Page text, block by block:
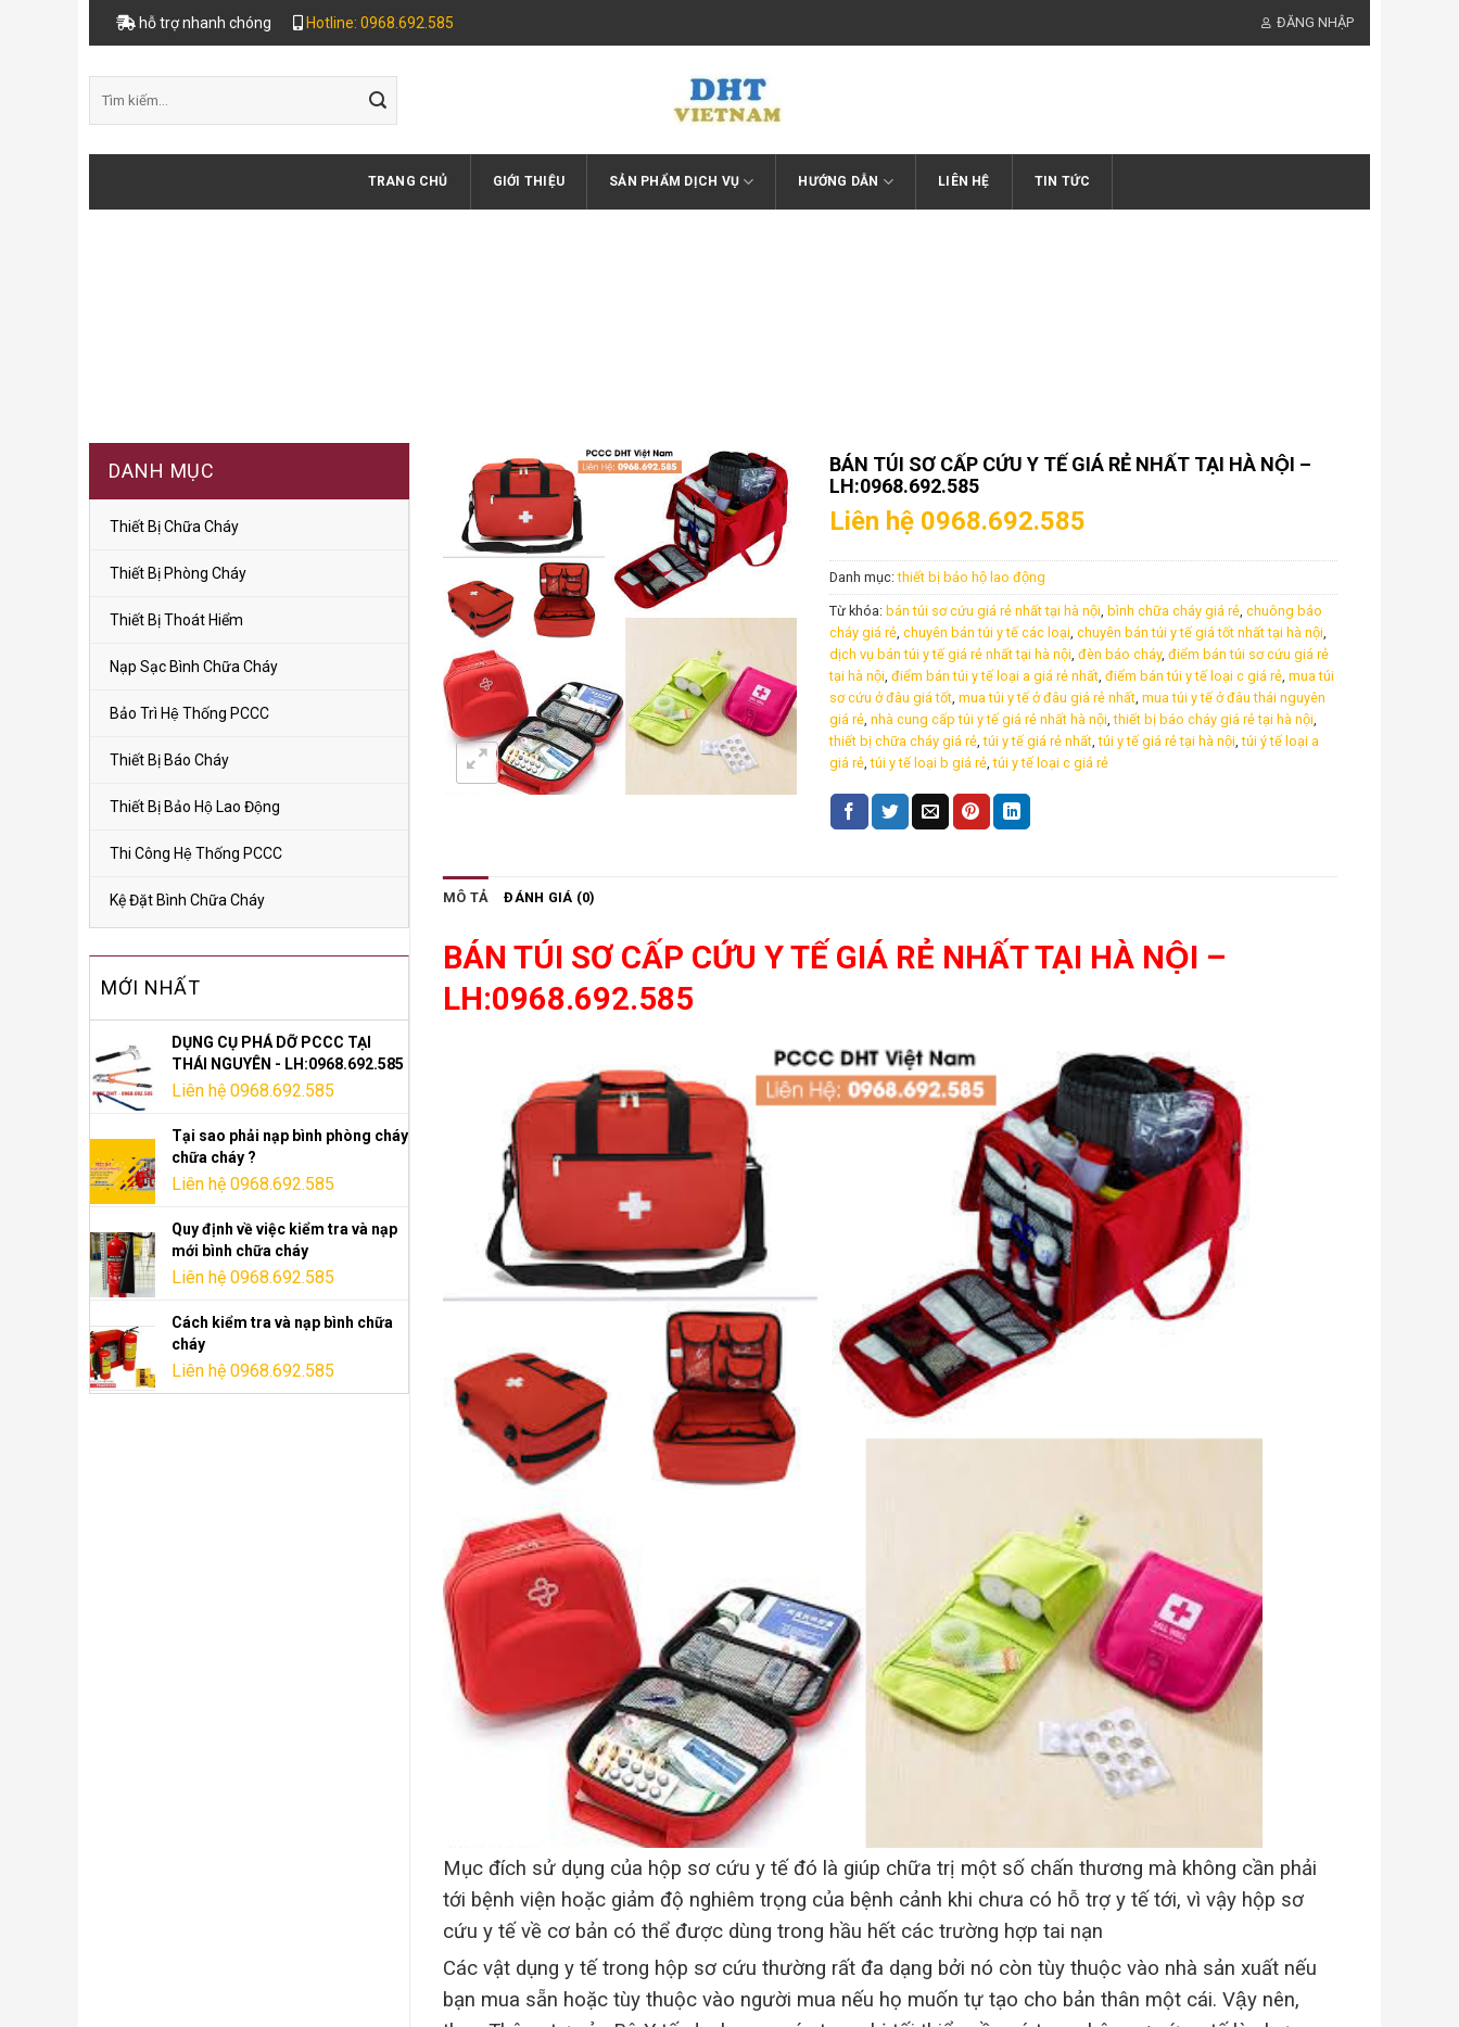
hỗ trợ nhanh chóng Hotline: 0968.692.585 ĐĂNG NHẬP
kiếm:
TRANG CHỦ GIỚI THIỆU SẢN PHẨM DỊCH VỤ HƯỚNG DẪN LIÊN HỆ TIN TỨC
DANH MỤC
Thiết Bị Chữa Cháy
Thiết Bị Phòng Cháy
Thiết Bị Thoát Hiểm
Nạp Sạc Bình Chữa Cháy
Bảo Trì Hệ Thống PCCC
Thiết Bị Báo Cháy
Thiết Bị Bảo Hộ Lao Động
Thi Công Hệ Thống PCCC
Kệ Đặt Bình Chữa Cháy
MỚI NHẤT
DỤNG CỤ PHÁ DỠ PCCC TẠI
THÁI NGUYÊN - LH:0968.692.585
Liên hệ 0968.692.585
Tại sao phải nạp bình phòng cháy
chữa cháy ?
Liên hệ 0968.692.585
Quy định về việc kiểm tra và nạp
mới bình chữa cháy
Liên hệ 0968.692.585
Cách kiểm tra và nạp bình chữa
cháy
Liên hệ 0968.692.585
BÁN TÚI SƠ CẤP CỨU Y TẾ GIÁ RẺ NHẤT TẠI HÀ NỘI –
LH:0968.692.585
Liên hệ 0968.692.585
Danh mục:thiết bị bảo hộ lao động
Từ khóa: bán túi sơ cứu giá rẻ nhất tại hà nội, bình chữa cháy giá rẻ, chuông báo
cháy giá rẻ, chuyên bán túi y tế các loại, chuyên bán túi y tế giá tốt nhất tại hà nội,
dịch vụ bán túi y tế giá rẻ nhất tại hà nội, đèn báo cháy, điểm bán túi sơ cứu giá rẻ
tại hà nội, điểm bán túi y tế loại a giá rẻ nhất, điểm bán túi y tế loại c giá rẻ, mua túi
sơ cứu ở đâu giá tốt, mua túi y tế ở đâu giá rẻ nhất, mua túi y tế ở đâu thái nguyên
giá rẻ, nhà cung cấp túi y tế giá rẻ nhất hà nội,thiết bị báo cháy giá rẻ tại hà nội,
thiết bị chữa cháy giá rẻ,túi y tế giá rẻ nhất,túi y tế giá rẻ tại hà nội,túi ý tế loại a
giá rẻ,túi y tế loại b giá rẻ,túi y tế loại c giá rẻ
MÔ TẢ ĐÁNH GIÁ (0)
BÁN TÚI SƠ CẤP CỨU Y TẾ GIÁ RẺ NHẤT TẠI HÀ NỘI –
LH:0968.692.585
Mục đích sử dụng của hộp sơ cứu y tế đó là giúp chữa trị một số chấn thương mà không cần phải
tới bệnh viện hoặc giảm độ nghiêm trọng của bệnh cảnh khi chưa có hỗ trợ y tế tới, vì vậy hộp sơ
cứu y tế về cơ bản có thể được dùng trong hầu hết các trường hợp tai nạn
Các vật dụng y tế trong hộp sơ cứu thường rất đa dạng bởi nó còn tùy thuộc vào nhà sản xuất nếu
bạn mua sẵn hoặc tùy thuộc vào người mua nếu họ muốn tự tạo cho bản thân một cái. Vậy nên,